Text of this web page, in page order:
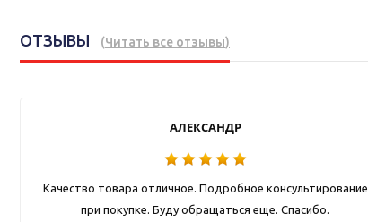
ОТЗЫВЫ (Читать все отзывы)
АЛЕКСАНДР
Качество товара отличное. Подробное консультирование
при покупке. Буду обращаться еще. Спасибо.